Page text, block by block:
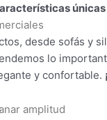
únicas
desde sofás y
lo
y confortable.